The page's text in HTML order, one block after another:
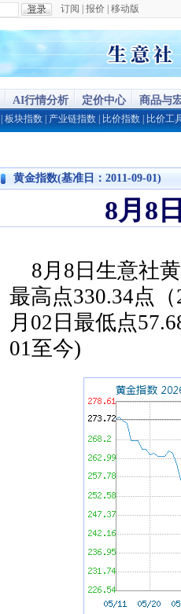
订阅 报价 移动版
AI行情分析 定价中心 商品与
板块指数 产业链指数 比价指数 比价工
黄金指数(基准日：2011-09-01)
8月8
8月8日生意社
最高点330.34点
月02日最低点
01至今)